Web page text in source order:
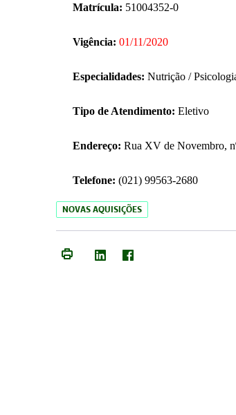
Matrícula: 51004352-0
Vigência: 01/11/2020
Especialidades: Nutrição /
Tipo de Atendimento: Eletivo
Endereço: Rua XV de Novembro,
Telefone: (021) 99563-2680
NOVAS AQUISIÇÕES